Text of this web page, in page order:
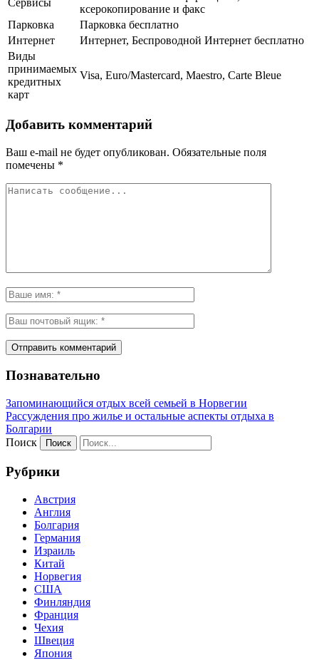
Сервисы
ксерокопирование и факс
Парковка
Парковка бесплатно
Интернет
Интернет, Беспроводной Интернет бесплатно
Виды
принимаемых
кредитных
карт
Visa, Euro/Mastercard, Maestro, Carte Bleue
Добавить комментарий
Ваш e-mail не будет опубликован. Обязательные поля
помечены *
Познавательно
Запоминающийся отдых всей семьей в Норвегии
Рассуждения про жилье и остальные аспекты отдыха в
Болгарии
Поиск
Рубрики
Австрия
Англия
Болгария
Германия
Израиль
Китай
Норвегия
США
Финляндия
Франция
Чехия
Швеция
Япония